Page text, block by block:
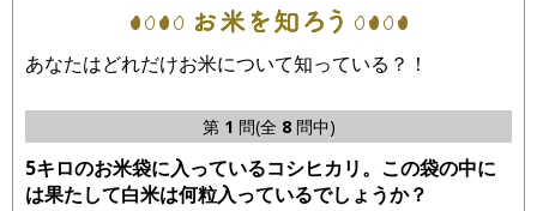
あなたはどれだけお米について知っている？！
第 1 問(全 8問中)
5キロのお米袋に入っているコシヒカリ。この袋の中に
は果たして白米は何粒入っているでしょうか？